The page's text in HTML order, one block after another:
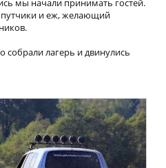
мы начали принимать гостей.
и еж, желающий
лагерь и двинулись